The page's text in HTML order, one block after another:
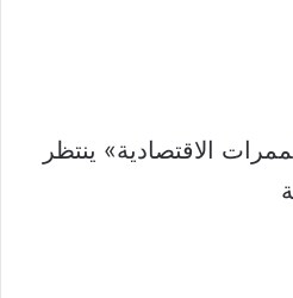
الاقتصادية» ينتظر